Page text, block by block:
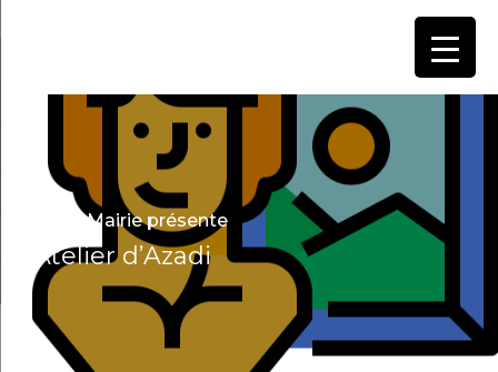
Votre Mairie présente
Atelier d’Azadi